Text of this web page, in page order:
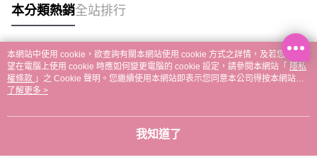
本分類熱銷全站排行
熱門標籤
本網站中使用 cookie，欲查詢有關本網站使用 cookie 方式之詳情，及若您不希
望在電腦上使用 cookie 時應如何變更電腦的 cookie 設定，請參閱本網站「 隱私
權條款 」之 Cookie 聲明。您繼續使用本網站即表示您同意本公司得按本網站使
用條款之 Cookie 聲明使用 cookie。
了解更多 >
我知道了